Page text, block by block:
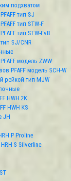
подхватом
тип SJ
тип STW-F
тип STW-FvB
SJ/CNR
модель ZWW
PFAFF модель SCH-W
рейкой тип MJW
HWH 2K
HWH KS
JH
P Proline
S Silverline